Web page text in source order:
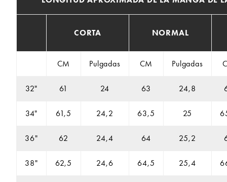
CORTA NORMAL
CM Pulgadas CM Pulgadas
32" 61 24 63 24,8
34" 61,5 24,2 63,5 25
36" 62 24,4 64 25,2
38" 62,5 24,6 64,5 25,4